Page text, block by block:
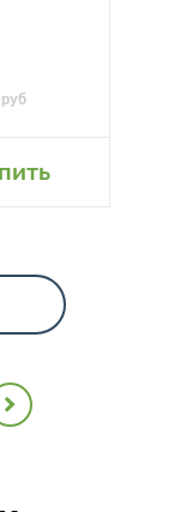
руб